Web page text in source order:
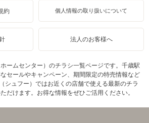
約 個人情報の取り扱いについて
法人のお客様へ
ームセンター）のチラシ一覧ページです。千歳駅
なセールやキャンペーン、期間限定の特売情報など
シュフー）ではお近くの店舗で使える最新のチラ
だけます。お得な情報をぜひご活用ください。